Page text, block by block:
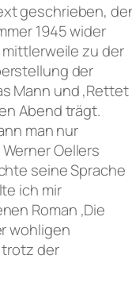
geschrieben,
1945 wider
zu der
der
Mann und ‚Rettet
Abend trägt.
man nur
Oellers
seine Sprache
ich mir
Roman ‚Die
wohligen
der